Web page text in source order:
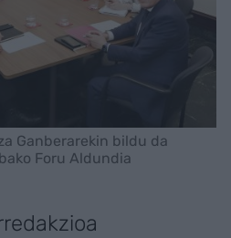
Ganberarekin bildu da
Foru Aldundia